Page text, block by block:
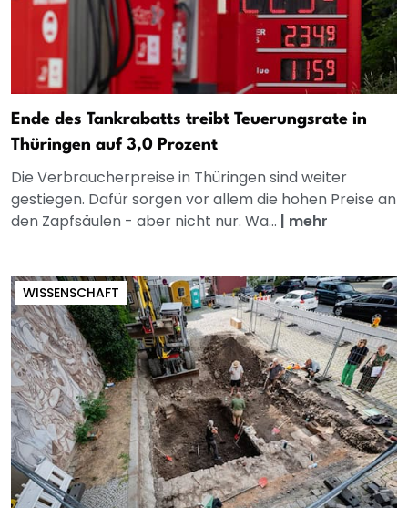
Ende des Tankrabatts treibt Teuerungsrate in
Thüringen auf 3,0 Prozent
Die Verbraucherpreise in Thüringen sind weiter
gestiegen. Dafür sorgen vor allem die hohen Preise an
den Zapfsäulen - aber nicht nur. Wa... | mehr
WISSENSCHAFT